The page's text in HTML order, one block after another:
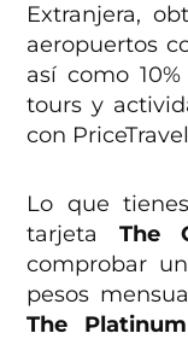
Extranjera,
aeropuertos
así como
tours y
con PriceTravel
Lo que
tarjeta The
comprobar
pesos
The